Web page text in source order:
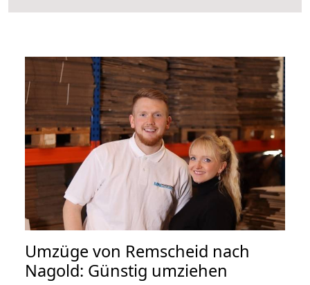
Umzüge von Remscheid nach
Nagold: Günstig umziehen